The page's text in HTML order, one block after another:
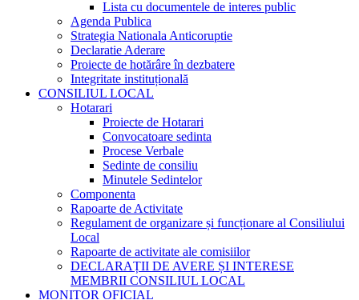
Lista cu documentele de interes public
Agenda Publica
Strategia Nationala Anticoruptie
Declaratie Aderare
Proiecte de hotărâre în dezbatere
Integritate instituțională
CONSILIUL LOCAL
Hotarari
Proiecte de Hotarari
Convocatoare sedinta
Procese Verbale
Sedinte de consiliu
Minutele Sedintelor
Componenta
Rapoarte de Activitate
Regulament de organizare și funcționare al Consiliului
Local
Rapoarte de activitate ale comisiilor
DECLARAȚII DE AVERE ȘI INTERESE
MEMBRII CONSILIUL LOCAL
MONITOR OFICIAL